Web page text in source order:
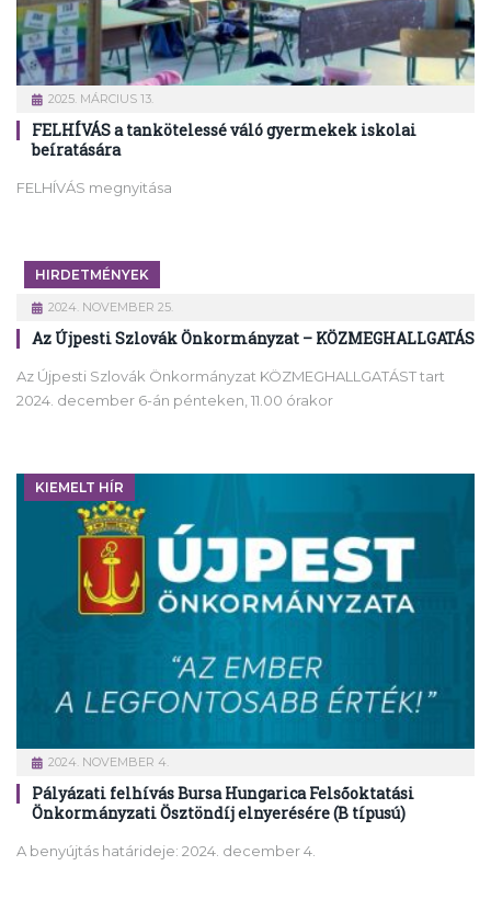
2025. MÁRCIUS 13.
FELHÍVÁS a tankötelessé váló gyermekek iskolai
beíratására
FELHÍVÁS megnyitása
HIRDETMÉNYEK
2024. NOVEMBER 25.
Az Újpesti Szlovák Önkormányzat – KÖZMEGHALLGATÁS
Az Újpesti Szlovák Önkormányzat KÖZMEGHALLGATÁST tart
2024. december 6-án pénteken, 11.00 órakor
KIEMELT HÍR
2024. NOVEMBER 4.
Pályázati felhívás Bursa Hungarica Felsőoktatási
Önkormányzati Ösztöndíj elnyerésére (B típusú)
A benyújtás határideje: 2024. december 4.